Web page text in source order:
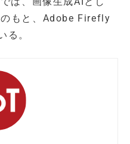
もと、Adobe Firefly
る。